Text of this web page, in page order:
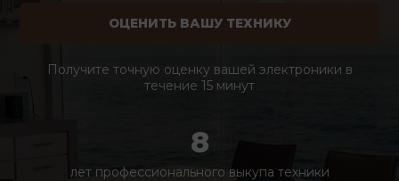
ОЦЕНИТЬ ВАШУ ТЕХНИКУ
Получите точную оценку вашей электроники в
течение 15 минут
8
лет профессионального выкупа техники